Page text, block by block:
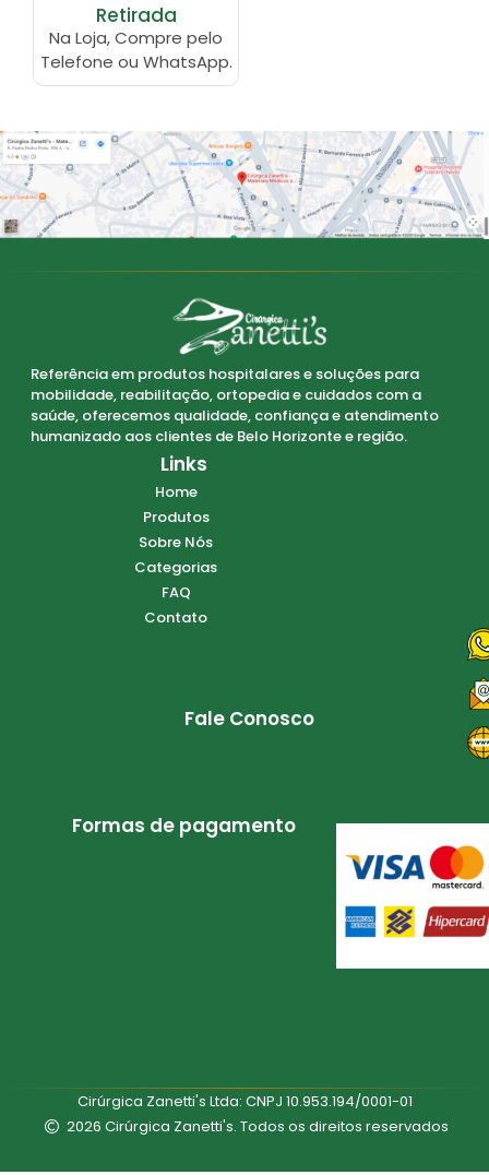
Retirada
Na Loja, Compre pelo
Telefone ou WhatsApp.
Referência em produtos hospitalares e soluções para
mobilidade, reabilitação, ortopedia e cuidados com a
saúde, oferecemos qualidade, confiança e atendimento
humanizado aos clientes de Belo Horizonte e região.
Links
Home
Produtos
Sobre Nós
Categorias
FAQ
Contato
Fale Conosco
Formas de pagamento
Cirúrgica Zanetti's Ltda: CNPJ 10.953.194/0001-01
2026 Cirúrgica Zanetti's. Todos os direitos reservados